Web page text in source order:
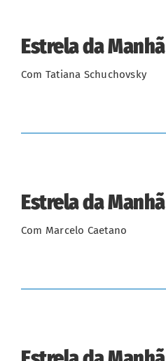
Estrela da Manhã
Com Tatiana Schuchovsky
Estrela da Manhã
Com Marcelo Caetano